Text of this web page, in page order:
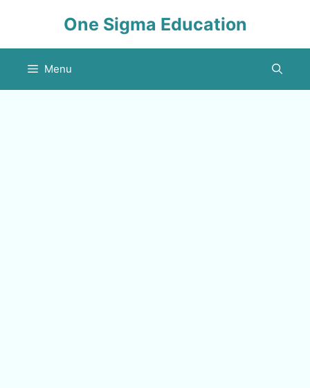
One Sigma Education
Menu